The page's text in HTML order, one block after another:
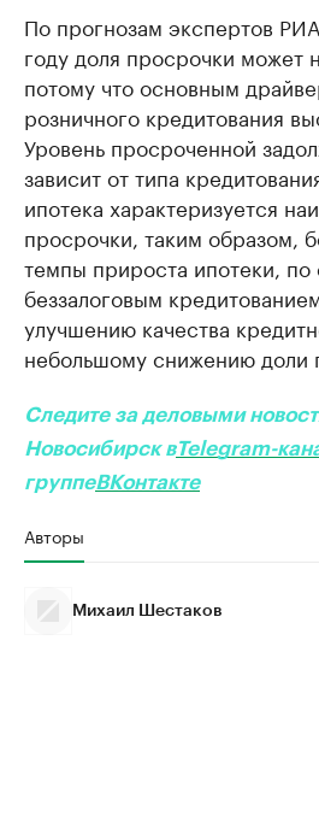
По прогнозам экспертов
году доля просрочки может
потому что основным
розничного кредитования
Уровень просроченной
зависит от типа
ипотека характеризуется
просрочки, таким образом,
темпы прироста ипотеки,
беззалоговым
улучшению качества
небольшому снижению доли
Следите за деловыми
Новосибирск вTelegram-
группеВКонтакте
Авторы
Михаил Шестаков